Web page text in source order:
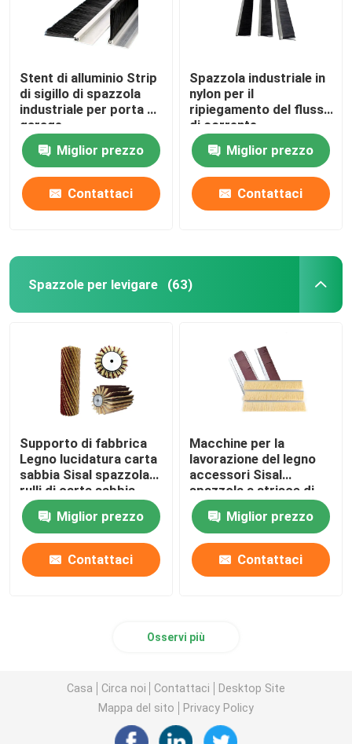
Stent di alluminio Strip
di sigillo di spazzola
industriale per porta di
garage
Miglior prezzo
Contattaci
Spazzola industriale in
nylon per il
ripiegamento del flusso
di corrente
Miglior prezzo
Contattaci
Spazzole per levigare (63)
Supporto di fabbrica
Legno lucidatura carta
sabbia Sisal spazzola
rulli di carta sabbia
sostituti Sisal tamburo
SanderMiglior prezzo
Contattaci
Macchine per la
lavorazione del legno
accessori Sisal
spazzola a strisce di
carta da sabbia Per
spazzola per la
lucidatura del legno
Miglior prezzo
Contattaci
Osservi più
Casa Circa noi Contattaci
Desktop Site
Mappa del sito
Privacy Policy